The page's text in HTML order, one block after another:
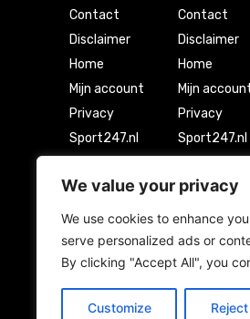
We value your privacy
We use cookies to enhance
serve personalized ads or
By clicking "Accept All", you
Customize
Contact
Disclaimer
Home
Mijn account
Privacy
Sport247.nl
Winkelwagen
Contact
Disclaimer
Home
Mijn
Privacy
Sport247.nl
Winkelwagen
Newsletter Signup